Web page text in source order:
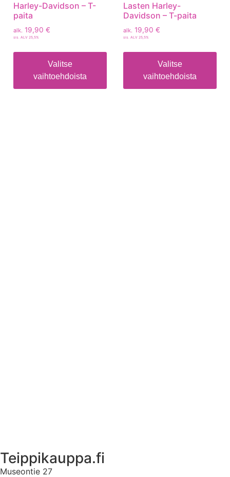
Harley-Davidson – T-
paita
alk. 19,90 €
sis. ALV 25,5%
Valitse
vaihtoehdoista
Lasten Harley-
Davidson – T-paita
alk. 19,90 €
sis. ALV 25,5%
Valitse
vaihtoehdoista
Teippikauppa.fi
Museontie 27